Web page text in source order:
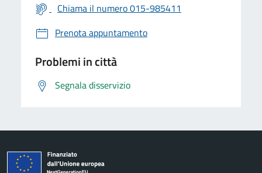
Chiama il numero 015-985411
Prenota appuntamento
Problemi in città
Segnala disservizio